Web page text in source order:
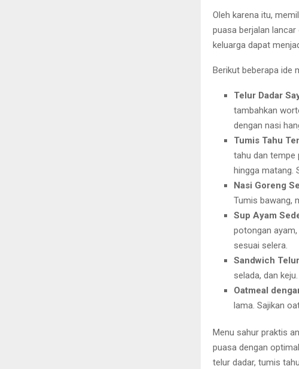
Oleh karena itu,
puasa berjalan
keluarga dapat
Berikut beberapa ide
Telur Dadar
tambahkan
dengan nasi
Tumis Tahu
tahu dan tempe
hingga matang.
Nasi Goreng
Tumis bawang,
Sup Ayam
potongan
sesuai selera.
Sandwich
selada, dan keju.
Oatmeal
lama. Sajikan
Menu sahur praktis
puasa dengan
telur dadar, tumis